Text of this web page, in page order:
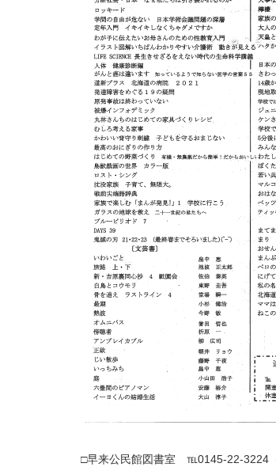
□早来公民館図書室 ℡0145-22-3224（